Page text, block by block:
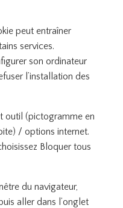
peut entraîner
services.
son ordinateur
l’installation des
outil (pictogramme en
/ options internet.
Bloquer tous
du navigateur,
aller dans l’onglet